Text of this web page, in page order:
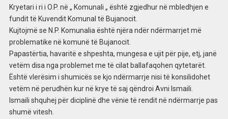
Kryetari i ri i O.P. në „ Komunali „ është zgjedhur në mbledhjen e
fundit të Kuvendit Komunal të Bujanocit.
Kujtojmë se N.P. Komunalia është njëra ndër ndërmarrjet më
problematike në komunë të Bujanocit.
Papastërtia, havaritë e shpeshta, mungesa e ujit për pije, etj, janë
vetëm disa nga problemet me të cilat ballafaqohen qytetarët.
Është vlerësim i shumicës se kjo ndërmarrje nisi të konsilidohet
vetëm në perudhën kur në krye të saj qëndroi Avni Ismaili.
Ismaili shquhej për diciplinë dhe vënie të rendit në ndërmarrje pas
shumë vitesh.